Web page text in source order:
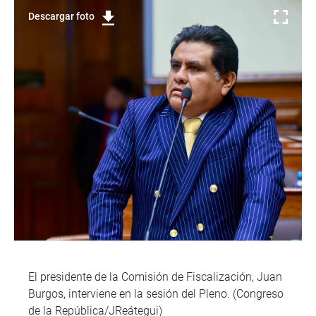
Descargar foto
El presidente de la Comisión de Fiscalización, Juan
Burgos, interviene en la sesión del Pleno. (Congreso
de la República/JReátegui)